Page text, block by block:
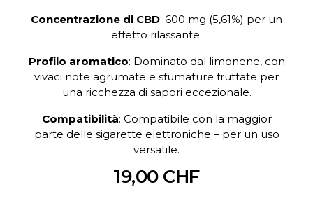
Concentrazione di CBD: 600 mg (5,61%) per un
effetto rilassante.
Profilo aromatico: Dominato dal limonene, con
vivaci note agrumate e sfumature fruttate per
una ricchezza di sapori eccezionale.
Compatibilità: Compatibile con la maggior
parte delle sigarette elettroniche – per un uso
versatile.
19,00 CHF